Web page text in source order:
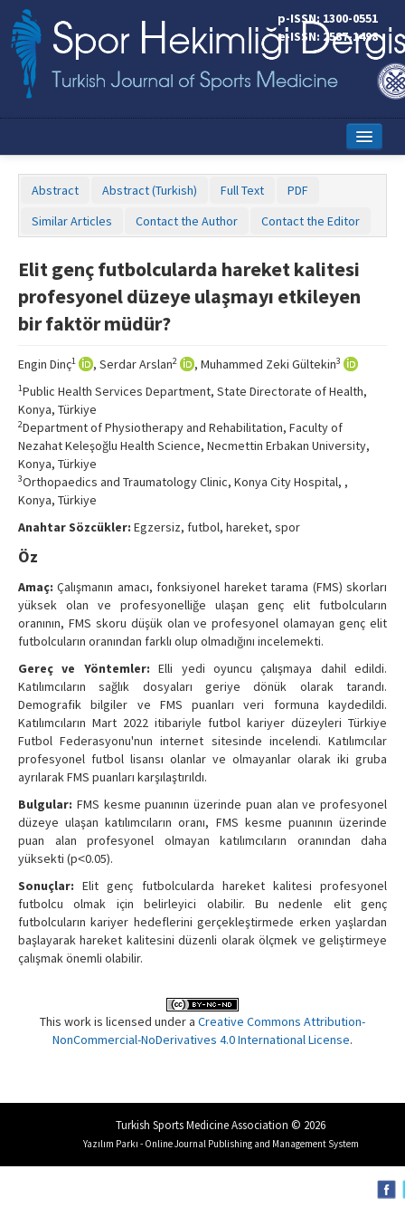
p-ISSN: 1300-0551
e-ISSN: 2587-1498
Online First
Aims and Scope
Editorial Board
Copyright Transfer Form
Contact Us
Abstract Abstract (Turkish) Full Text
PDF
Similar Articles
Contact the Author Contact the Editor
Elit genç futbolcularda hareket kalitesi
profesyonel düzeye ulaşmayı etkileyen
bir faktör müdür?
Engin Dinç1 , Serdar Arslan2 , Muhammed Zeki Gültekin3
1Public Health Services Department, State Directorate of Health,
Konya, Türkiye
2Department of Physiotherapy and Rehabilitation, Faculty of
Nezahat Keleşoğlu Health Science, Necmettin Erbakan University,
Konya, Türkiye
3Orthopaedics and Traumatology Clinic, Konya City Hospital, ,
Konya, Türkiye
Anahtar Sözcükler: Egzersiz, futbol, hareket, spor
Öz
Amaç: Çalışmanın amacı, fonksiyonel hareket tarama (FMS) skorları
yüksek olan ve profesyonelliğe ulaşan genç elit futbolcuların
oranının, FMS skoru düşük olan ve profesyonel olamayan genç elit
futbolcuların oranından farklı olup olmadığını incelemekti.
Gereç ve Yöntemler:Elli yedi oyuncu çalışmaya dahil edildi.
Katılımcıların sağlık dosyaları geriye dönük olarak tarandı.
Demografik bilgiler ve FMS puanları veri formuna kaydedildi.
Katılımcıların Mart 2022 itibariyle futbol kariyer düzeyleri Türkiye
Futbol Federasyonu'nun internet sitesinde incelendi. Katılımcılar
profesyonel futbol lisansı olanlar ve olmayanlar olarak iki gruba
ayrılarak FMS puanları karşılaştırıldı.
Bulgular: FMS kesme puanının üzerinde puan alan ve profesyonel
düzeye ulaşan katılımcıların oranı, FMS kesme puanının üzerinde
puan alan profesyonel olmayan katılımcıların oranından daha
yüksekti (p˂0.05).
Sonuçlar: Elit genç futbolcularda hareket kalitesi profesyonel
futbolcu olmak için belirleyici olabilir. Bu nedenle elit genç
futbolcuların kariyer hedeflerini gerçekleştirmede erken yaşlardan
başlayarak hareket kalitesini düzenli olarak ölçmek ve geliştirmeye
çalışmak önemli olabilir.
This work is licensed under a Creative Commons Attribution-
NonCommercial-NoDerivatives 4.0 International License.
Turkish Sports Medicine Association © 2026
Yazılım Parkı - Online Journal Publishing and Management System